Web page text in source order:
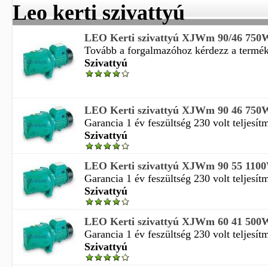
Leo kerti szivattyú
LEO Kerti szivattyú XJWm 90/46
Tovább a forgalmazóhoz kérdezz a
Szivattyú
LEO Kerti szivattyú XJWm 90 46
Garancia 1 év feszültség 230 volt
Szivattyú
LEO Kerti szivattyú XJWm 90 55
Garancia 1 év feszültség 230 volt
Szivattyú
LEO Kerti szivattyú XJWm 60 41
Garancia 1 év feszültség 230 volt
Szivattyú